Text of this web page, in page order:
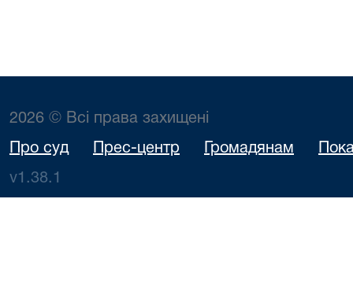
2026 © Всі права захищені
Про суд Прес-центр Громадянам
v1.38.1